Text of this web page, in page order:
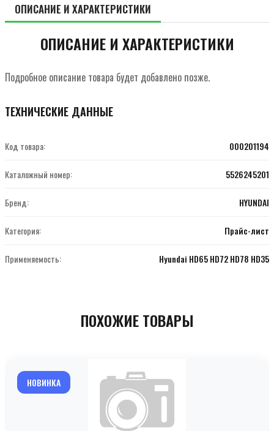
ОПИСАНИЕ И ХАРАКТЕРИСТИКИ
ОПИСАНИЕ И ХАРАКТЕРИСТИКИ
Подробное описание товара будет добавлено позже.
ТЕХНИЧЕСКИЕ ДАННЫЕ
Код товара: 000201194
Каталожный номер: 5526245201
Бренд: HYUNDAI
Категория: Прайс-лист
Применяемость: Hyundai HD65 HD72 HD78 HD35
ПОХОЖИЕ ТОВАРЫ
НОВИНКА